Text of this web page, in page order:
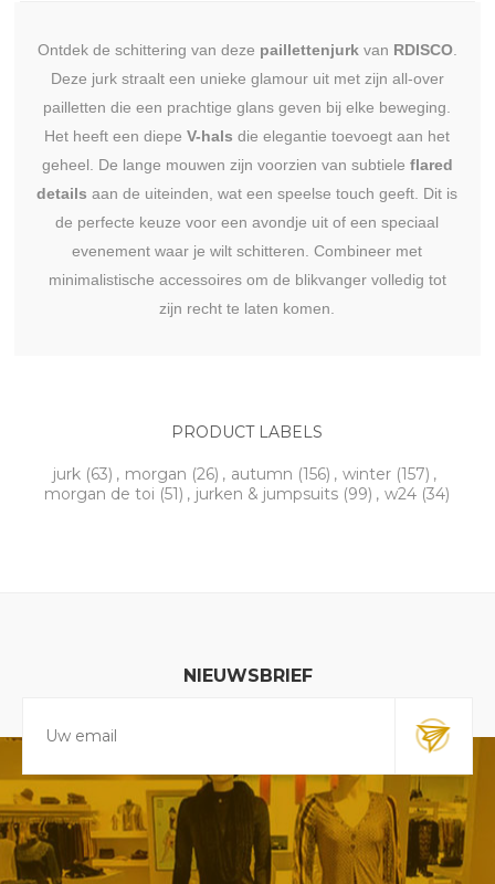
Ontdek de schittering van deze paillettenjurk van RDISCO.
Deze jurk straalt een unieke glamour uit met zijn all-over
pailletten die een prachtige glans geven bij elke beweging.
Het heeft een diepeV-hals die elegantie toevoegt aan het
geheel. De lange mouwen zijn voorzien van subtiele flared
details aan de uiteinden, wat een speelse touch geeft. Dit is
de perfecte keuze voor een avondje uit of een speciaal
evenement waar je wilt schitteren. Combineer met
minimalistische accessoires om de blikvanger volledig tot
zijn recht te laten komen.
PRODUCT LABELS
jurk (63) , morgan (26) , autumn (156) , winter (157) ,
morgan de toi (51) , jurken & jumpsuits (99) , w24 (34)
NIEUWSBRIEF